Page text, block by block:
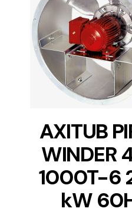
DETAILS
AXITUB
WINDER
1000T-6
kW